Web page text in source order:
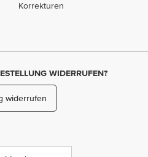
Korrekturen
WIDERRUFEN?
widerrufen